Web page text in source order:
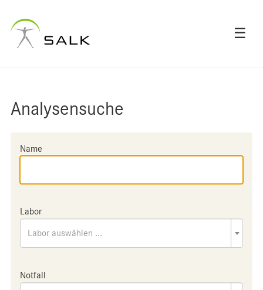
☰
Analysensuche
Name
Labor
Labor auswählen ...
Notfall